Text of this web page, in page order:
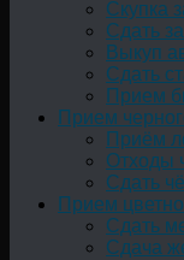
Скупка
Сдать
Выкуп
Сдать
Прием
Прием
Приём
Отходы
Сдать
Прием
Сдать
Сдача